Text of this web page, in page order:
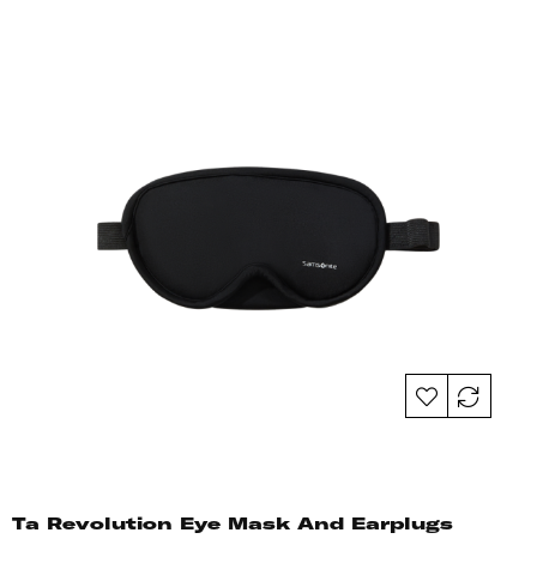
Ta Revolution Eye Mask And Earplugs